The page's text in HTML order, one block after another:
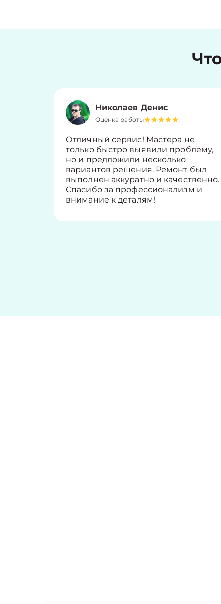
Николаев Денис
Оценка работы
Отличный сервис! Мастера не
только быстро выявили проблему,
но и предложили несколько
вариантов решения. Ремонт был
выполнен аккуратно и качественно.
Спасибо за профессионализм и
внимание к деталям!